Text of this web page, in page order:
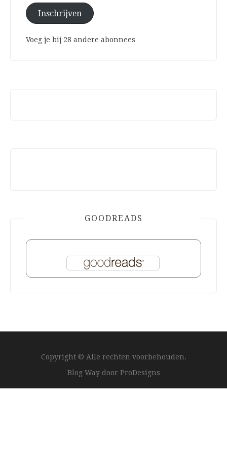
Inschrijven
Voeg je bij 28 andere abonnees
GOODREADS
Copyright © Alle rechten voorbehouden.
Blog Way door ProDesigns